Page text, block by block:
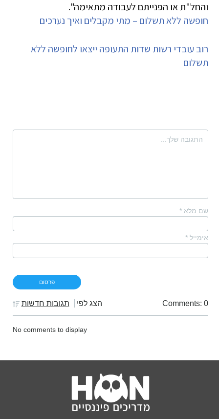
והחל"ת או הפנייתם לעבודה מתאימה".
חופשה ללא תשלום – מתי מקבלים ואיך נערכים
רוב עובדי רשות שדות התעופה ייצאו לחופשה ללא
תשלום
שם מלא *
אימייל *
Comments: 0 הצג לפי תגובות חדשות
No comments to display